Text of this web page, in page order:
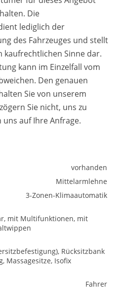
Die
lediglich der
des Fahrzeuges und stellt
kaufrechtlichen Sinne dar.
kann im Einzelfall vom
Den genauen
Sie von unserem
Sie nicht, uns zu
auf Ihre Anfrage.
vorhanden
Mittelarmlehne
3-Zonen-Klimaautomatik
mit Multifunktionen, mit
Rücksitzbank
Massagesitze, Isofix
Fahrer